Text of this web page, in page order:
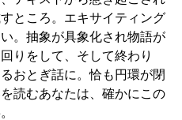
ところ。エキサイティング
。抽象が具象化され物語が
りをして、そして終わり
おとぎ話に。恰も円環が閉
読むあなたは、確かにこの